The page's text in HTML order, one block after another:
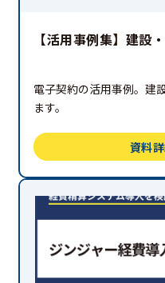
【活用事例集】建設
電子契約の活用事例。建
ます。
資料